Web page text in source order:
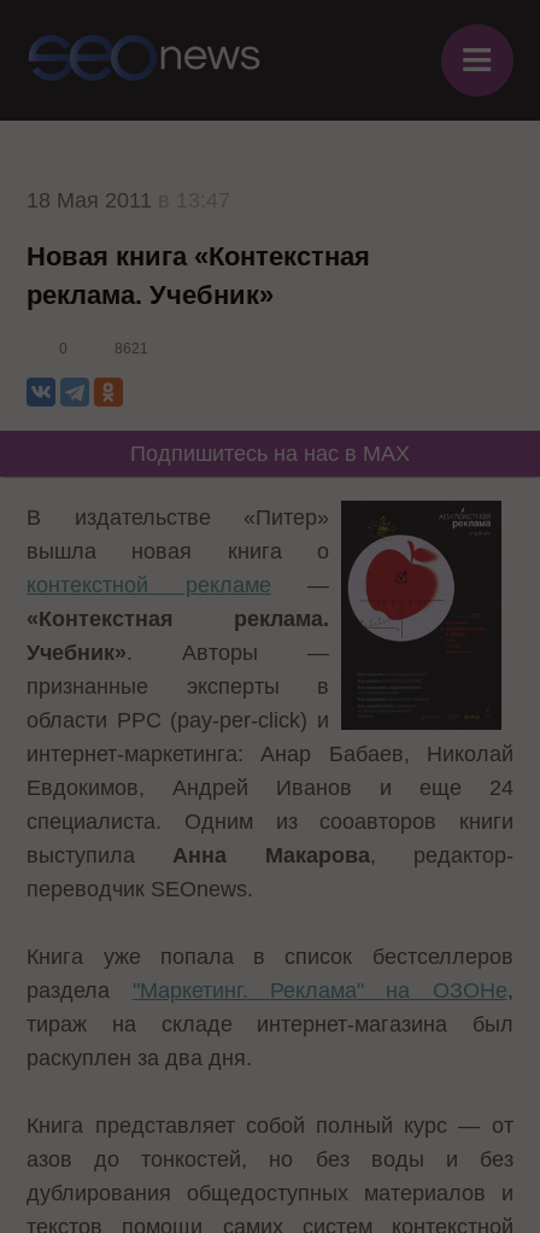
≡
18 Мая 2011
Новая книга «Контекстная
реклама. Учебник»
0 8621
Подпишитесь на нас в MAX
В издательстве «Питер»
вышла новая книга о
контекстной рекламе —
«Контекстная реклама.
Учебник». Авторы —
признанные эксперты в
области PPC (pay-per-click) и
интернет-маркетинга: Анар Бабаев, Николай
Евдокимов, Андрей Иванов и еще 24
специалиста. Одним из сооавторов книги
выступила Анна Макарова, редактор-
переводчик SEOnews.
Книга уже попала в список бестселлеров
раздела "Маркетинг. Реклама" на ОЗОНе,
тираж на складе интернет-магазина был
раскуплен за два дня.
Книга представляет собой полный курс — от
азов до тонкостей, но без воды и без
дублирования общедоступных материалов и
текстов помощи самих систем контекстной